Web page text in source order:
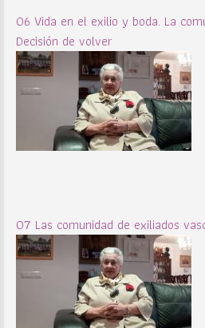
06 Vida en el exilio y boda. La
Decisión de volver
07 Las comunidad de exiliados